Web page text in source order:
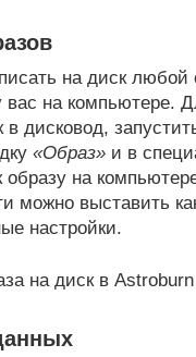
на диск любой
на компьютере.
в дисковод,
«Образ» и в
образу на
можно выставить
настройки.